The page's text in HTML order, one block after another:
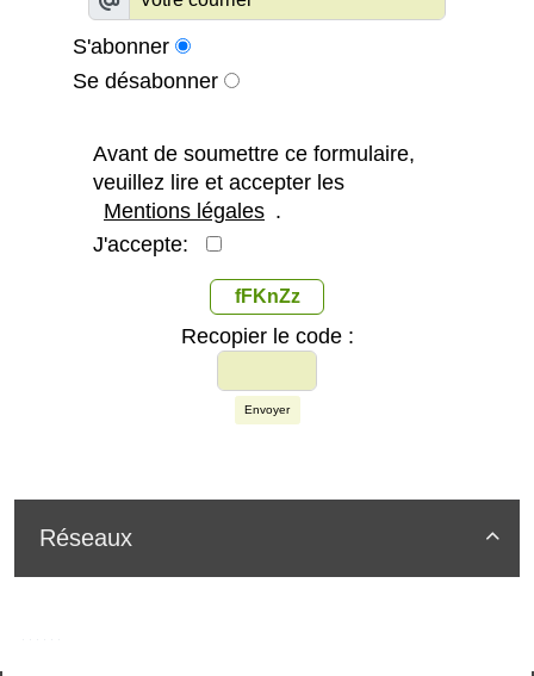
S'abonner
Se désabonner
Avant de soumettre ce formulaire,
veuillez lire et accepter les
Mentions légales .
J'accepte:
fFKnZz
Recopier le code :
Envoyer

Réseaux